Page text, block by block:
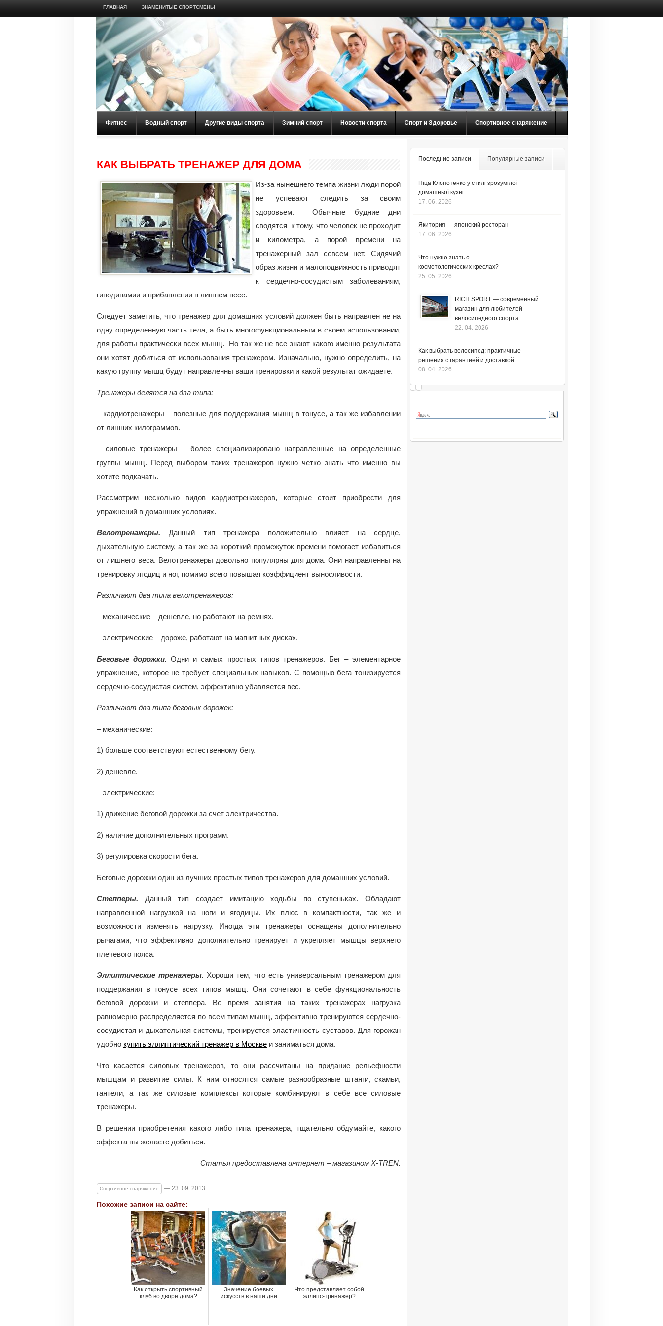
ГЛАВНАЯ ЗНАМЕНИТЫЕ СПОРТСМЕНЫ
Фитнес Водный спорт Другие виды спорта Зимний спорт Новости спорта Спорт и Здоровье Спортивное снаряжение
КАК ВЫБРАТЬ ТРЕНАЖЕР ДЛЯ ДОМА
Из-за нынешнего темпа жизни люди порой
не успевают следить за своим
здоровьем. Обычные будние дни
сводятся к тому, что человек не проходит
и километра, а порой времени на
тренажерный зал совсем нет. Сидячий
образ жизни и малоподвижность приводят
к сердечно-сосудистым заболеваниям,
гиподинамии и прибавлении в лишнем весе.
Следует заметить, что тренажер для домашних условий должен быть направлен не на
одну определенную часть тела, а быть многофункциональным в своем использовании,
для работы практически всех мышц. Но так же не все знают какого именно результата
они хотят добиться от использования тренажером. Изначально, нужно определить, на
какую группу мышц будут направленны ваши тренировки и какой результат ожидаете.
Тренажеры делятся на два типа:
– кардиотренажеры – полезные для поддержания мышц в тонусе, а так же избавлении
от лишних килограммов.
– силовые тренажеры – более специализировано направленные на определенные
группы мышц. Перед выбором таких тренажеров нужно четко знать что именно вы
хотите подкачать.
Рассмотрим несколько видов кардиотренажеров, которые стоит приобрести для
упражнений в домашних условиях.
Велотренажеры.Данный тип тренажера положительно влияет на сердце,
дыхательную систему, а так же за короткий промежуток времени помогает избавиться
от лишнего веса. Велотренажеры довольно популярны для дома. Они направленны на
тренировку ягодиц и ног, помимо всего повышая коэффициент выносливости.
Различают два типа велотренажеров:
– механические – дешевле, но работают на ремнях.
– электрические – дороже, работают на магнитных дисках.
Беговые дорожки.Одни и самых простых типов тренажеров. Бег – элементарное
упражнение, которое не требует специальных навыков. С помощью бега тонизируется
сердечно-сосудистая систем, эффективно убавляется вес.
Различают два типа беговых дорожек:
– механические:
1) больше соответствуют естественному бегу.
2) дешевле.
– электрические:
1) движение беговой дорожки за счет электричества.
2) наличие дополнительных программ.
3) регулировка скорости бега.
Беговые дорожки один из лучших простых типов тренажеров для домашних условий.
Степперы. Данный тип создает имитацию ходьбы по ступеньках. Обладают
направленной нагрузкой на ноги и ягодицы. Их плюс в компактности, так же и
возможности изменять нагрузку. Иногда эти тренажеры оснащены дополнительно
рычагами, что эффективно дополнительно тренирует и укрепляет мышцы верхнего
плечевого пояса.
Эллиптические тренажеры. Хороши тем, что есть универсальным тренажером для
поддержания в тонусе всех типов мышц. Они сочетают в себе функциональность
беговой дорожки и степпера. Во время занятия на таких тренажерах нагрузка
равномерно распределяется по всем типам мышц, эффективно тренируются сердечно-
сосудистая и дыхательная системы, тренируется эластичность суставов. Для горожан
удобно купить эллиптический тренажер в Москве и заниматься дома.
Что касается силовых тренажеров, то они рассчитаны на придание рельефности
мышцам и развитие силы. К ним относятся самые разнообразные штанги, скамьи,
гантели, а так же силовые комплексы которые комбинируют в себе все силовые
тренажеры.
В решении приобретения какого либо типа тренажера, тщательно обдумайте, какого
эффекта вы желаете добиться.
Статья предоставлена интернет – магазином X-TREN.
Спортивное снаряжение — 23. 09. 2013
Похожие записи на сайте:
Как открыть спортивный
клуб во дворе дома?
Значение боевых
искусств в наши дни
Что представляет собой
эллипс-тренажер?
Последние записи Популярные записи
Піца Клопотенко у стилі зрозумілої
домашньої кухні
17. 06. 2026
Якитория — японский ресторан
17. 06. 2026
Что нужно знать о
косметологических креслах?
25. 05. 2026
RICH SPORT — современный
магазин для любителей
велосипедного спорта
22. 04. 2026
Как выбрать велосипед: практичные
решения с гарантией и доставкой
08. 04. 2026